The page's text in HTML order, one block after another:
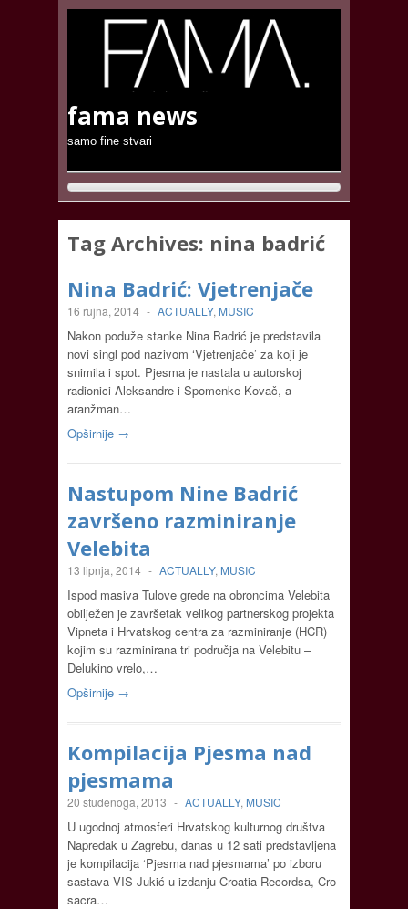
fama news
samo fine stvari
Tag Archives: nina badrić
Nina Badrić: Vjetrenjače
16 rujna, 2014 - ACTUALLY, MUSIC
Nakon poduže stanke Nina Badrić je predstavila
novi singl pod nazivom ‘Vjetrenjače’ za koji je
snimila i spot. Pjesma je nastala u autorskoj
radionici Aleksandre i Spomenke Kovač, a
aranžman…
Opširnije →
Nastupom Nine Badrić
završeno razminiranje
Velebita
13 lipnja, 2014 - ACTUALLY, MUSIC
Ispod masiva Tulove grede na obroncima Velebita
obilježen je završetak velikog partnerskog projekta
Vipneta i Hrvatskog centra za razminiranje (HCR)
kojim su razminirana tri područja na Velebitu –
Delukino vrelo,…
Opširnije →
Kompilacija Pjesma nad
pjesmama
20 studenoga, 2013 - ACTUALLY, MUSIC
U ugodnoj atmosferi Hrvatskog kulturnog društva
Napredak u Zagrebu, danas u 12 sati predstavljena
je kompilacija ‘Pjesma nad pjesmama’ po izboru
sastava VIS Jukić u izdanju Croatia Recordsa, Cro
sacra…